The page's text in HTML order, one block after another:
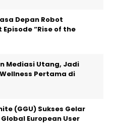
Depan Robot
“Rise of the
Mediasi Utang, Jadi
Pertama di
(GGU) Sukses Gelar
European User